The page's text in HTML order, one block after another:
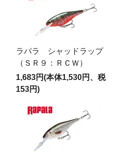
ラパラ シャッドラップ
（ＳＲ９：ＲＣＷ）
1,683円(本体1,530円、税
153円)